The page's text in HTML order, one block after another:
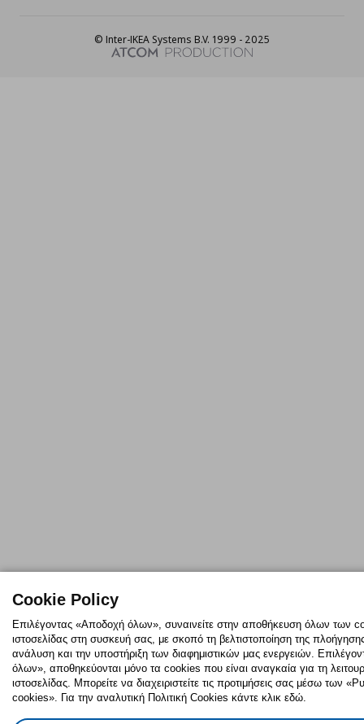
© Inter-IKEA Systems B.V. 1999 - 2025
Cookie Policy
Επιλέγοντας «Αποδοχή όλων», συναινείτε στην αποθήκευση όλων των
ιστοσελίδας στη συσκευή σας, με σκοπό τη βελτιστοποίηση της
ανάλυση και την υποστήριξη των διαφημιστικών μας ενεργειών.
όλων», αποθηκεύονται μόνο τα cookies που είναι αναγκαία για τη
ιστοσελίδας. Μπορείτε να διαχειριστείτε τις προτιμήσεις σας μέσω των
cookies». Για την αναλυτική Πολιτική Cookies κάντε κλικ εδώ.